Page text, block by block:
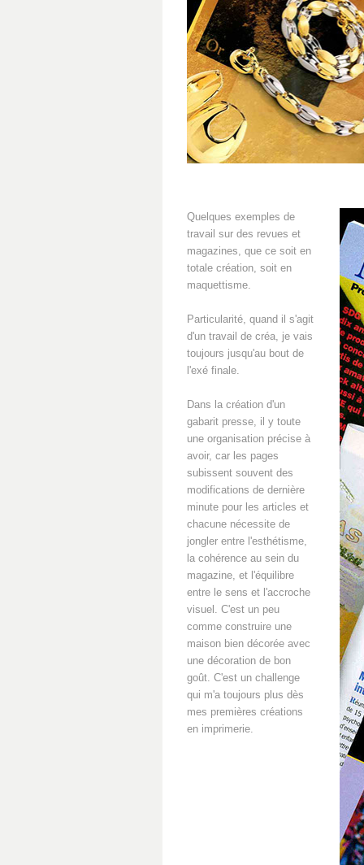
Quelques exemples de
travail sur des revues et
magazines, que ce soit en
totale création, soit en
maquettisme.
Particularité, quand il s'agit
d'un travail de créa, je vais
toujours jusqu'au bout de
l'exé finale.
Dans la création d'un
gabarit presse, il y toute
une organisation précise à
avoir, car les pages
subissent souvent des
modifications de dernière
minute pour les articles et
chacune nécessite de
jongler entre l'esthétisme,
la cohérence au sein du
magazine, et l'équilibre
entre le sens et l'accroche
visuel. C'est un peu
comme construire une
maison bien décorée avec
une décoration de bon
goût. C'est un challenge
qui m'a toujours plus dès
mes premières créations
en imprimerie.